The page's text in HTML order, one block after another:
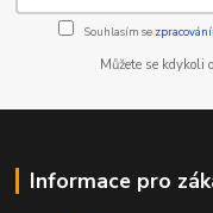
Souhlasím se
Můžete se
Informace pro